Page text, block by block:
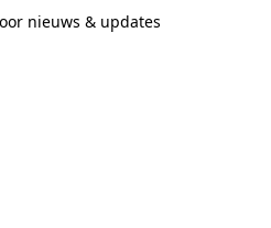
nieuws & updates